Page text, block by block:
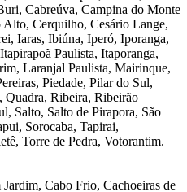
Cabreúva, Campina do Monte
Cerquilho, Cesário Lange,
Iaras, Ibiúna, Iperó, Iporanga,
Paulista, Itaporanga,
Laranjal Paulista, Mairinque,
Piedade, Pilar do Sul,
Quadra, Ribeira, Ribeirão
Salto, Salto de Pirapora, São
Sorocaba, Tapirai,
Torre de Pedra, Votorantim.
Cabo Frio, Cachoeiras de